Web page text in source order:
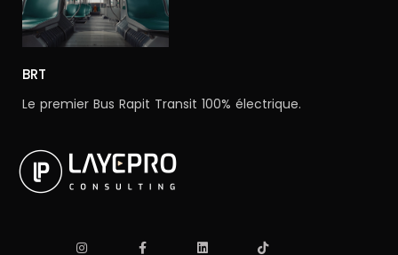
BRT
Le premier Bus Rapit Transit 100% électrique.